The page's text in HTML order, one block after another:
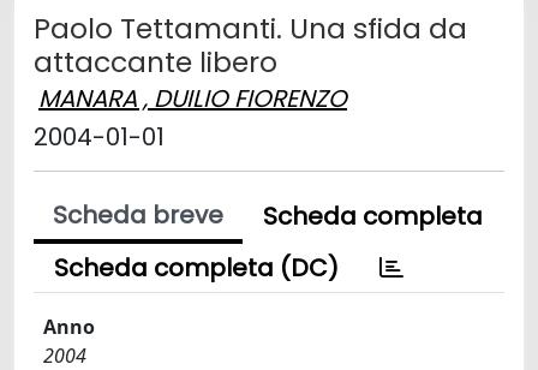
Paolo Tettamanti. Una sfida da
attaccante libero
MANARA , DUILIO FIORENZO
2004-01-01
Scheda breve
Scheda completa
Scheda completa (DC)
Anno
2004